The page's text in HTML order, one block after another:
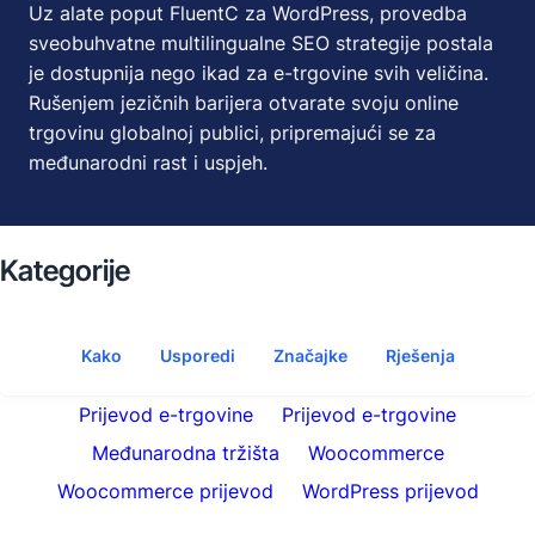
Uz alate poput FluentC za WordPress, provedba
sveobuhvatne multilingualne SEO strategije postala
je dostupnija nego ikad za e-trgovine svih veličina.
Rušenjem jezičnih barijera otvarate svoju online
trgovinu globalnoj publici, pripremajući se za
međunarodni rast i uspjeh.
Kategorije
Kako Usporedi Značajke Rješenja
Prijevod e-trgovine
Prijevod e-trgovine
Međunarodna tržišta
Woocommerce
Woocommerce prijevod
WordPress prijevod